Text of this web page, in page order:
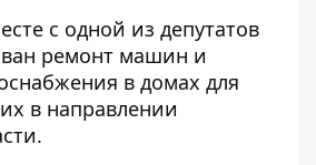
с одной из депутатов
ремонт машин и
в домах для
в направлении